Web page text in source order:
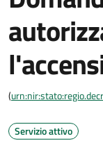
(
Servizio attivo